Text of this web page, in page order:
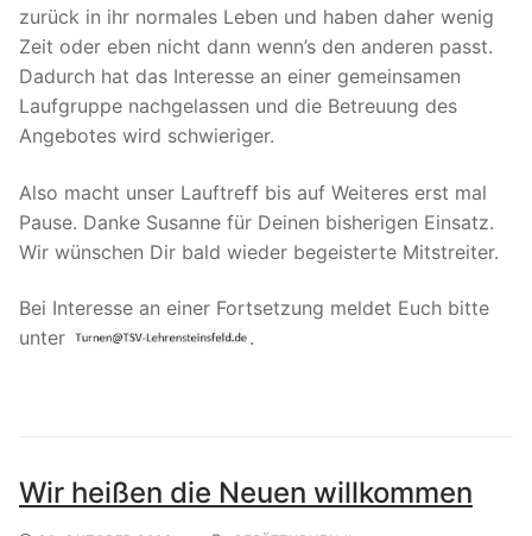
zurück in ihr normales Leben und haben daher wenig
Zeit oder eben nicht dann wenn’s den anderen passt.
Dadurch hat das Interesse an einer gemeinsamen
Laufgruppe nachgelassen und die Betreuung des
Angebotes wird schwieriger.
Also macht unser Lauftreff bis auf Weiteres erst mal
Pause. Danke Susanne für Deinen bisherigen Einsatz.
Wir wünschen Dir bald wieder begeisterte Mitstreiter.
Bei Interesse an einer Fortsetzung meldet Euch bitte
unter
.
Wir heißen die Neuen willkommen